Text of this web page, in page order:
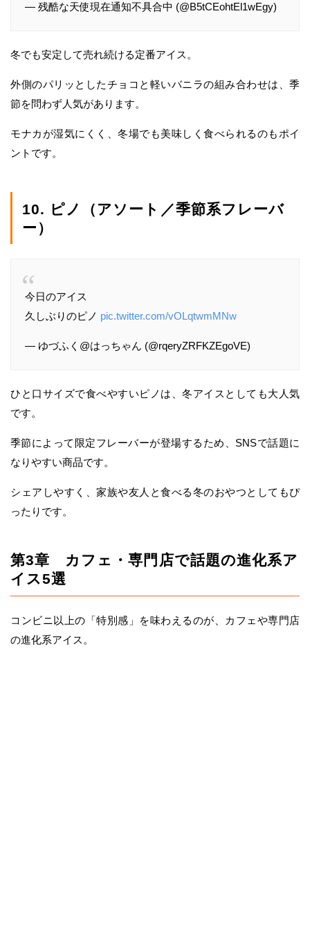
— 残酷な天使現在通知不具合中 (@B5tCEohtEl1wEgy)
冬でも安定して売れ続ける定番アイス。
外側のパリッとしたチョコと軽いバニラの組み合わせは、季
節を問わず人気があります。
モナカが湿気にくく、冬場でも美味しく食べられるのもポイ
ントです。
10. ピノ（アソート／季節系フレーバ
ー）
今日のアイス
久しぶりのピノ pic.twitter.com/vOLqtwmMNw
— ゆづふく@はっちゃん (@rqeryZRFKZEgoVE)
ひと口サイズで食べやすいピノは、冬アイスとしても大人気
です。
季節によって限定フレーバーが登場するため、SNSで話題に
なりやすい商品です。
シェアしやすく、家族や友人と食べる冬のおやつとしてもぴ
ったりです。
第3章 カフェ・専門店で話題の進化系ア
イス5選
コンビニ以上の「特別感」を味わえるのが、カフェや専門店
の進化系アイス。